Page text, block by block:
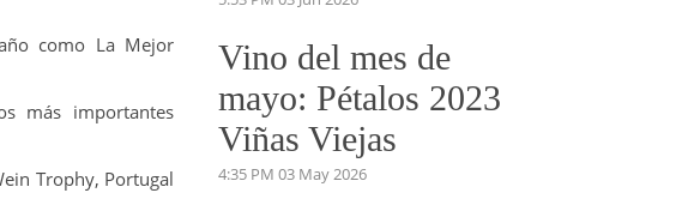
como La Mejor
más importantes
Trophy, Portugal
Vino del mes de
mayo: Pétalos 2023
Viñas Viejas
4:35 PM 03 May 2026